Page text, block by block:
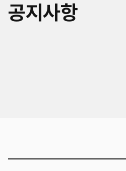
국가경영
학술연구지원 신청
공지사항